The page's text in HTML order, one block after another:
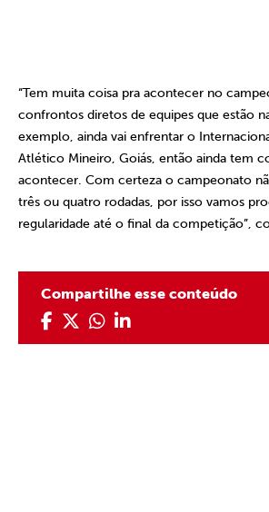
“Tem muita coisa pra acontecer no
confrontos diretos de equipes que estão
exemplo, ainda vai enfrentar o
Atlético Mineiro, Goiás, então ainda tem
acontecer. Com certeza o campeonato
três ou quatro rodadas, por isso vamos
regularidade até o final da competição”,
Compartilhe esse conteúdo